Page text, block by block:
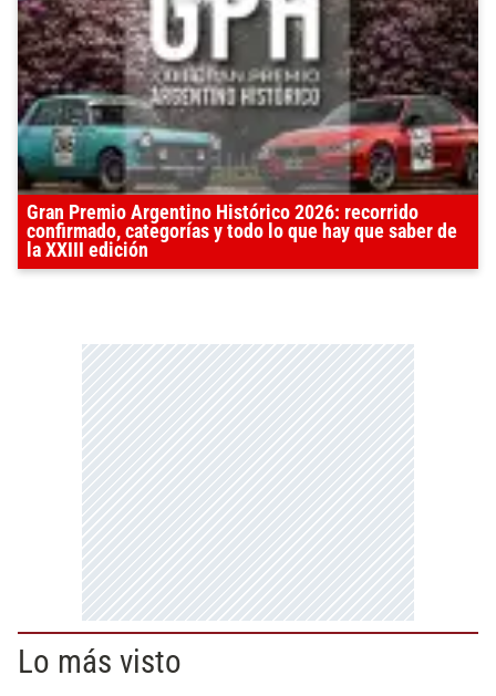
Gran Premio Argentino Histórico 2026: recorrido
confirmado, categorías y todo lo que hay que saber de
la XXIII edición
Lo más visto